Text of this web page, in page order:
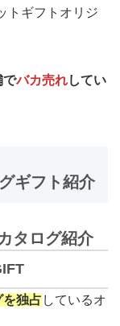
トギフトオリジ
でバカ売れしてい
ギフト紹介
タログ紹介
独占 しているオ